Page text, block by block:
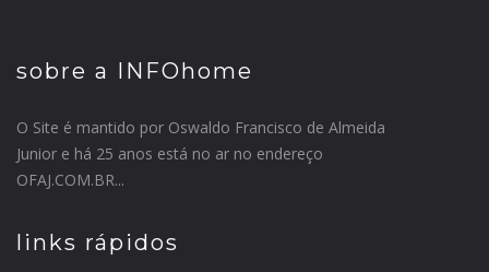
sobre a INFOhome
O Site é mantido por Oswaldo Francisco de Almeida
Junior e há 25 anos está no ar no endereço
OFAJ.COM.BR...
links rápidos